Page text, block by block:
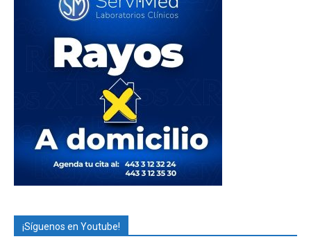
¡Síguenos en Youtube!